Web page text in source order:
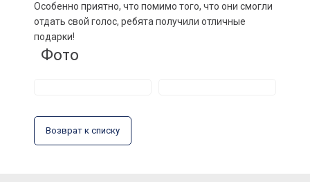
Особенно приятно, что помимо того, что они смогли
отдать свой голос, ребята получили отличные
подарки!
Фото
Возврат к списку